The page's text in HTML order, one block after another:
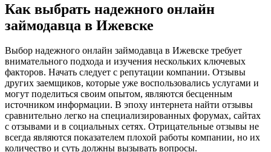
Как выбрать надежного онлайн
займодавца в Ижевске
Выбор надежного онлайн займодавца в Ижевске требует
внимательного подхода и изучения нескольких ключевых
факторов. Начать следует с репутации компании. Отзывы
других заемщиков, которые уже воспользовались услугами и
могут поделиться своим опытом, являются бесценным
источником информации. В эпоху интернета найти отзывы
сравнительно легко на специализированных форумах, сайтах
с отзывами и в социальных сетях. Отрицательные отзывы не
всегда являются показателем плохой работы компании, но их
количество и суть должны вызывать вопросы.